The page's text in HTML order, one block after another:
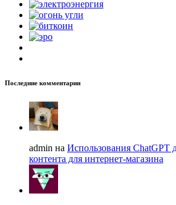
Последние комментарии
admin на Использования ChatGPT
контента для интернет-магазина